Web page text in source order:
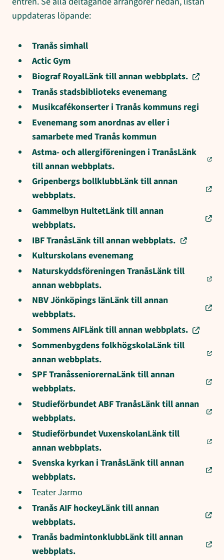
uppdateras löpande:
Tranås simhall
Actic Gym
Biograf RoyalLänk till annan webbplats.
Tranås stadsbiblioteks evenemang
Musikcafékonserter i Tranås kommuns regi
Evenemang som anordnas av eller i
samarbete med Tranås kommun
Astma- och allergiföreningen i TranåsLänk
till annan webbplats.
Gripenbergs bollklubbLänk till annan
webbplats.
Gammelbyn HultetLänk till annan
webbplats.
IBF TranåsLänk till annan webbplats.
Kulturskolans evenemang
Naturskyddsföreningen TranåsLänk till
annan webbplats.
NBV Jönköpings länLänk till annan
webbplats.
Sommens AIFLänk till annan webbplats.
Sommenbygdens folkhögskolaLänk till
annan webbplats.
SPF TranåsseniorernaLänk till annan
webbplats.
Studieförbundet ABF TranåsLänk till annan
webbplats.
Studieförbundet VuxenskolanLänk till
annan webbplats.
Svenska kyrkan i TranåsLänk till annan
webbplats.
Teater Jarmo
Tranås AIF hockeyLänk till annan
webbplats.
Tranås badmintonklubbLänk till annan
webbplats.